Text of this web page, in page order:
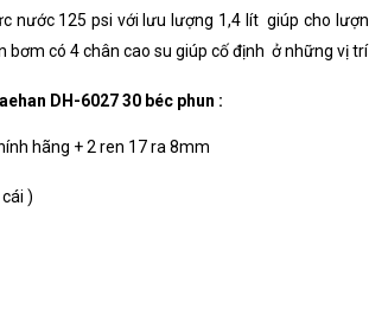
nước 125 psi với lưu lượng 1,4 lít giúp cho
bơm có 4 chân cao su giúp cố định ở những vị
DH-6027 30 béc phun :
hãng + 2 ren 17 ra 8mm
)